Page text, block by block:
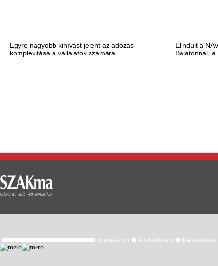
Egyre nagyobb kihívást jelent az adózás
komplexitása a vállalatok számára
Elindult a
Balatonnál, a
Impresszum Adatvédelem Médiaajánlat